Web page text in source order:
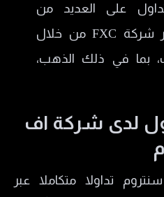
على العديد من
المعادن المختلفة عبر شركة FXC من خلال
بما في ذلك الذهب،
لدى شركة اف
تداولا متكاملا عبر